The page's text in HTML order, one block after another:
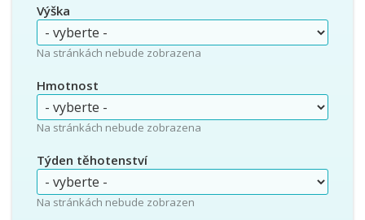
Výška
Na stránkách nebude zobrazena
Hmotnost
Na stránkách nebude zobrazena
Týden těhotenství
Na stránkách nebude zobrazen